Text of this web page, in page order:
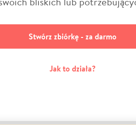
Stwórz zbiórkę - za darmo
Jak to działa?